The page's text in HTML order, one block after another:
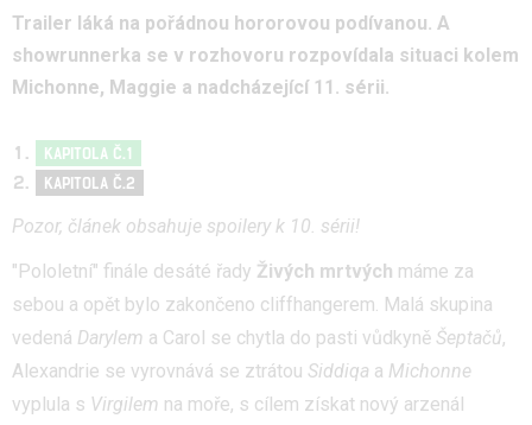
Trailer láká na pořádnou hororovou podívanou. A
showrunnerka se v rozhovoru rozpovídala situaci kolem
Michonne, Maggie a nadcházející 11. sérii.
KAPITOLA Č.1
KAPITOLA Č.2
Pozor, článek obsahuje spoilery k 10. sérii!
"Pololetní" finále desáté řady Živých mrtvých máme za
sebou a opět bylo zakončeno cliffhangerem. Malá skupina
vedená Darylem a Carol se chytla do pasti vůdkyně Šeptačů,
Alexandrie se vyrovnává se ztrátou Siddiqa a Michonne
vyplula s Virgilem na moře, s cílem získat nový arzenál